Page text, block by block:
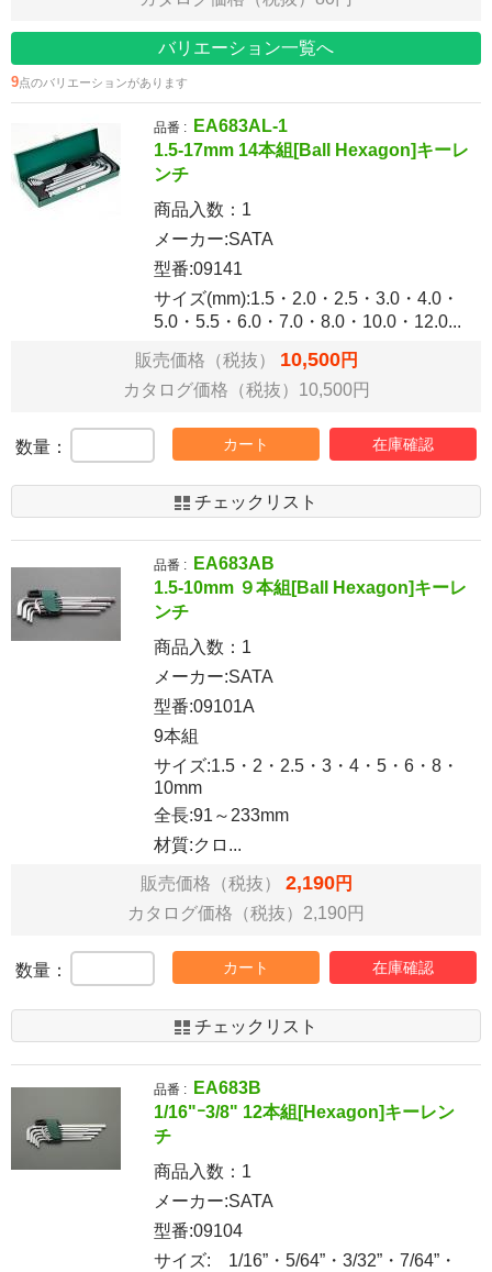
バリエーション一覧へ
9点のバリエーションがあります
品番 :
EA683AL-1
1.5-17mm 14本組[Ball Hexagon]キーレ
ンチ
商品入数： 1
メーカー:SATA
型番:09141
サイズ(mm):1.5・2.0・2.5・3.0・4.0・
5.0・5.5・6.0・7.0・8.0・10.0・12.0...
販売価格（税抜） 10,500円
カタログ価格（税抜）10,500円
数量： カート 在庫確認
チェックリスト
品番 :
EA683AB
1.5-10mm ９本組[Ball Hexagon]キーレ
ンチ
商品入数： 1
メーカー:SATA
型番:09101A
9本組
サイズ:1.5・2・2.5・3・4・5・6・8・
10mm
全長:91～233mm
材質:クロ...
販売価格（税抜） 2,190円
カタログ価格（税抜）2,190円
数量： カート 在庫確認
チェックリスト
品番 :
EA683B
1/16"ｰ3/8" 12本組[Hexagon]キーレン
チ
商品入数： 1
メーカー:SATA
型番:09104
サイズ: 1/16”・5/64”・3/32”・7/64”・